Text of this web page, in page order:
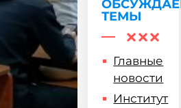
ТЕМЫ
Главные
новости
Институт